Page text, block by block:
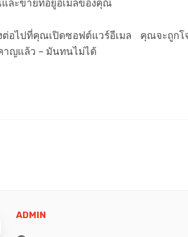
ละขายที่อยู่อีเมลของคุณ
ต่อไปที่คุณเปิดซอฟต์แวร์อีเมล คุณจะถูก
าญแล้ว – มันทนไม่ได้
ADMIN